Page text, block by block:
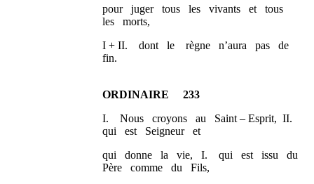
pour juger tous les vivants et tous
les morts,
I + II. dont le règne n’aura pas de
fin.
ORDINAIRE 233
I. Nous croyons au Saint – Esprit, II.
qui est Seigneur et
qui donne la vie, I. qui est issu du
Père comme du Fils,